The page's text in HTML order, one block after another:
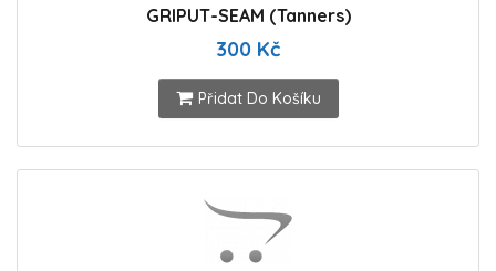
GRIPUT-SEAM (Tanners)
300 Kč
Přidat Do Košíku